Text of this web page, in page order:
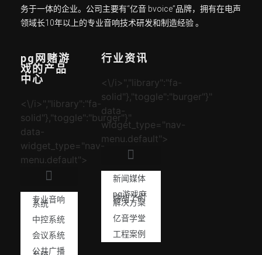
务于一体的企业。公司主要有“亿音 bvoice”品牌，拥有在电声
领域长10年以上的专业音响技术研发和制造经验 。
pg网赌游
戏的产品
中心
<\/i>","library":"fa-
solid"},"toggle":"burger"}"
data-
widget_type="nav-
menu.default">
专业音响
系统
中控系统
会议系统
公共广播
行业资讯
<\/i>","library":"fa-
solid"},"toggle":"burger"}"
data-
widget_type="nav-
menu.default">
新闻媒体
pg游戏麻
将胡了的
解决方案
亿音学堂
工程案例